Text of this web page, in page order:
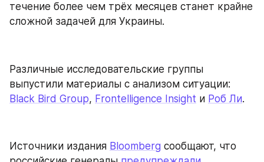
течение более чем трёх месяцев станет крайне
сложной задачей для Украины.
Различные исследовательские группы
Black Bird Group, Frontelligence Insight и Роб Ли.
Источники издания Bloomberg сообщают, что